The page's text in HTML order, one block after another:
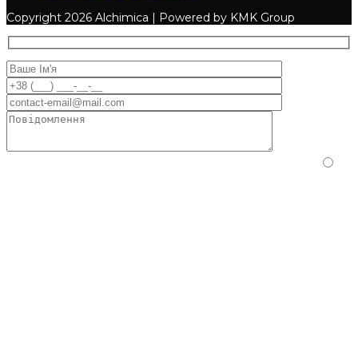
Copyright 2026 Alchimica | Powered by KMK Group